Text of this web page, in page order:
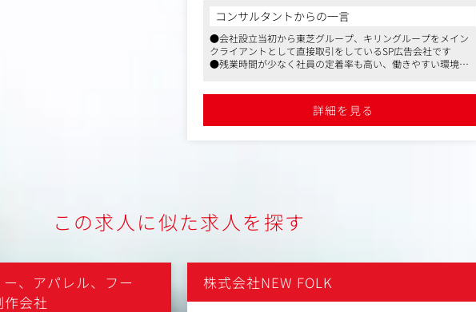
提案を行っていただきます。
企業からのオリエンテーションに基づき、ブランドや商
品イメージに合った販売促進企画の提案、POP・ツール
製作をグループのメンバーやデザイナーと連携し行いま
す。
株式会社、関連各社、他
コンサルタントからの一言
●会社設立当初から東芝グループ、キリングループをメイン
クライアントとして直接取引をしているSP広告会社です
●残業時間が少なく社員の定着率も高い、働きやすい環境で
詳細を見る
この求人に似た求人を探す
、アパレル、フー
会社
株式会社NEW FOLK